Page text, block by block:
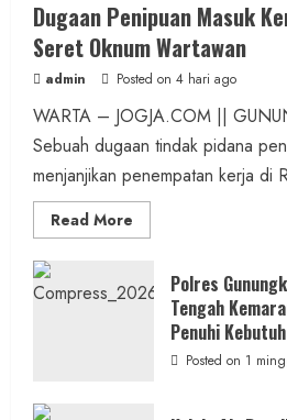
Dugaan Penipuan Masuk
Seret Oknum Wartawan
admin Posted on 4 hari ago
WARTA – JOGJA.COM ||
Sebuah dugaan tindak pidana
menjanjikan penempatan kerja di
Read More
more
Penipuan
Masuk
RSUD
Wonosari
Seret
Polres
Tengah
Penuhi
Posted on 1